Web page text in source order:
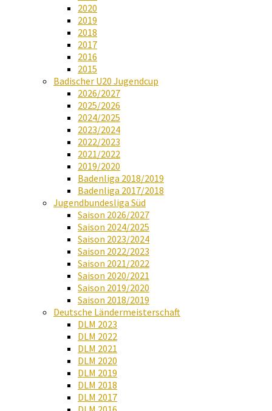
2020
2019
2018
2017
2016
2015
Badischer U20 Jugendcup
2026/2027
2025/2026
2024/2025
2023/2024
2022/2023
2021/2022
2019/2020
Badenliga 2018/2019
Badenliga 2017/2018
Jugendbundesliga Süd
Saison 2026/2027
Saison 2024/2025
Saison 2023/2024
Saison 2022/2023
Saison 2021/2022
Saison 2020/2021
Saison 2019/2020
Saison 2018/2019
Deutsche Ländermeisterschaft
DLM 2023
DLM 2022
DLM 2021
DLM 2020
DLM 2019
DLM 2018
DLM 2017